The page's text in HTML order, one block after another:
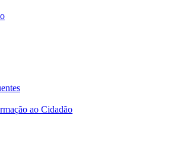
ao Cidadão